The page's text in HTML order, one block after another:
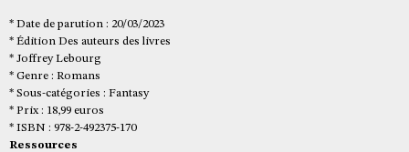
* Date de parution : 20/03/2023
* Édition Des auteurs des livres
* Joffrey Lebourg
* Genre : Romans
* Sous-catégories : Fantasy
* Prix : 18,99 euros
* ISBN : 978-2-492375-170
Ressources